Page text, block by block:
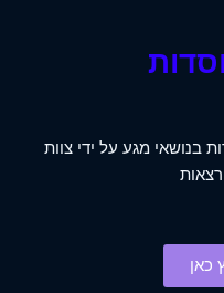
בנושאי מגע על ידי צוות
כאן